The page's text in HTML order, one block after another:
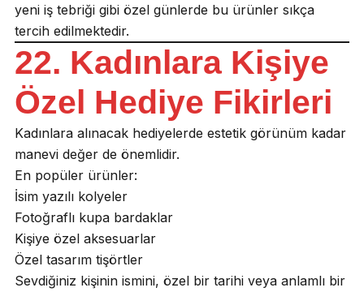
yeni iş tebriği gibi özel günlerde bu ürünler sıkça
tercih edilmektedir.
22. Kadınlara Kişiye
Özel Hediye Fikirleri
Kadınlara alınacak hediyelerde estetik görünüm kadar
manevi değer de önemlidir.
En popüler ürünler:
İsim yazılı kolyeler
Fotoğraflı kupa bardaklar
Kişiye özel aksesuarlar
Özel tasarım tişörtler
Sevdiğiniz kişinin ismini, özel bir tarihi veya anlamlı bir